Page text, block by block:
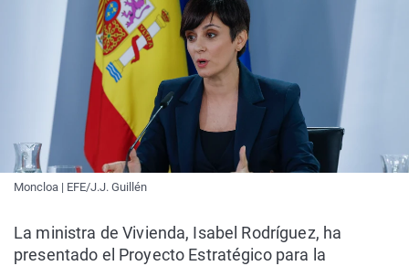
Moncloa | EFE/J.J. Guillén
La ministra de Vivienda, Isabel Rodríguez, ha
presentado el Proyecto Estratégico para la